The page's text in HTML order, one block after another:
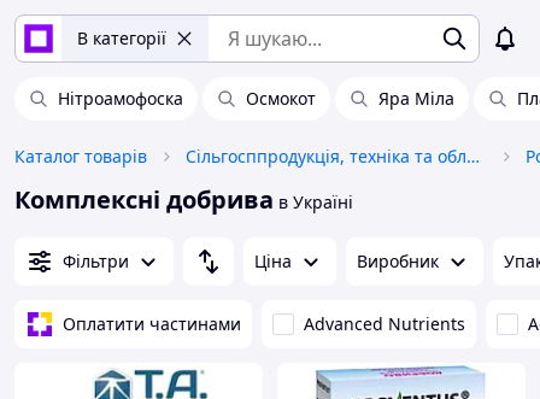
В категорії
Нітроамофоска Осмокот Яра Міла
Каталог товарів Сільгосппродукція, техніка та обладнання
Комплексні добрива в Україні
Фільтри Ціна Виробник
Оплатити частинами Advanced Nutrients